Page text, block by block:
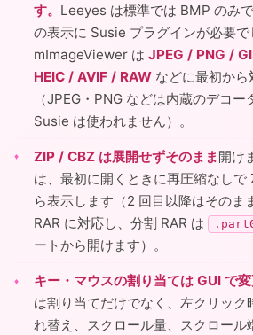
す。 Leeyes は標準では BMP のみ
の表示に Susie プラグインが必要で
mImageViewer はJPEG / PNG /
HEIC / AVIF / RAW などに最初か
（JPEG・PNG などは内蔵のデコー
Susie は使われません）。
ZIP / CBZ は展開せずそのまま開け
は、最初に開くときに再圧縮なしで
ら表示します（2 回目以降はそのま
RAR に対応し、分割 RAR は
ートから開けます）。
キー・マウスの割り当ては GUI で変
は割り当てだけでなく、左クリック
れ替え、スクロール量、スクロール